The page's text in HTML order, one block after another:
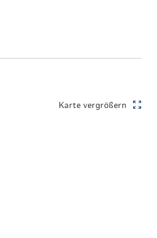
Karte vergrößern